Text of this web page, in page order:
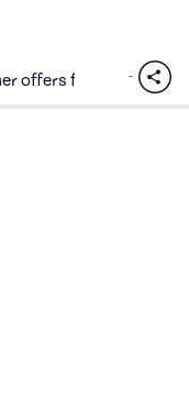
offers from the skiller